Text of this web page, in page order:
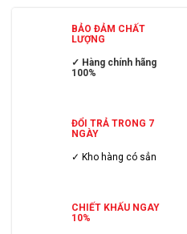
BẢO ĐẢM CHẤT
LƯỢNG
✓ Hàng chính hãng
100%
ĐỔI TRẢ TRONG 7
NGÀY
✓ Kho hàng có sẳn
CHIẾT KHẤU NGAY
10%